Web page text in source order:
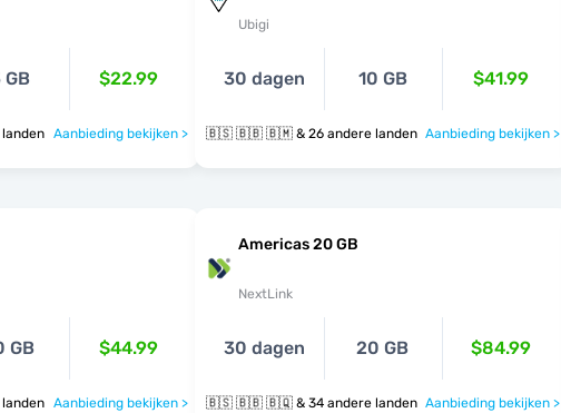
GB $22.99
landen Aanbieding bekijken >
Ubigi
30 dagen 10 GB $41.99
🇧🇸 🇧🇧 🇧🇲 & 26 andere landen Aanbieding bekijken >
GB $44.99
landen Aanbieding bekijken >
Americas 20 GB
NextLink
30 dagen 20 GB $84.99
🇧🇸 🇧🇧 🇧🇶 & 34 andere landen Aanbieding bekijken >